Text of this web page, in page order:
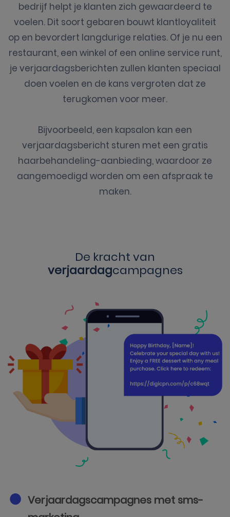
bedrijf helpt je klanten zich gewaardeerd te
voelen. Dit soort gebaren bouwt klantloyaliteit
op en bevordert langdurige relaties. Of je nu een
restaurant, een winkel of een online service runt,
je verjaardagsberichten zullen klanten speciaal
doen voelen en de kans vergroten dat ze
terugkomen voor meer.
Bijvoorbeeld, een kapsalon kan een
verjaardagsbericht sturen met een gratis
haarbehandeling-aanbieding, waardoor ze
aangemoedigd worden om een afspraak te
maken.
De kracht van
verjaardagcampagnes
Verjaardagscampagnes met sms-